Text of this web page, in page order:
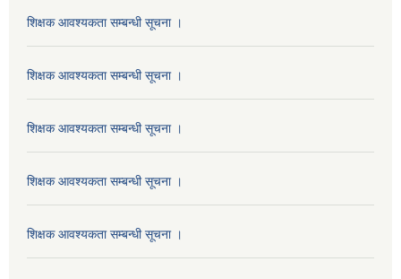
शिक्षक आवश्यकता सम्बन्धी सूचना ।
शिक्षक आवश्यकता सम्बन्धी सूचना ।
शिक्षक आवश्यकता सम्बन्धी सूचना ।
शिक्षक आवश्यकता सम्बन्धी सूचना ।
शिक्षक आवश्यकता सम्बन्धी सूचना ।